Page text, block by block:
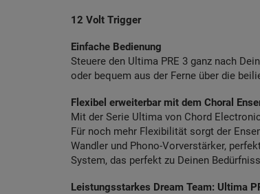
12 Volt Trigger
Einfache Bedienung
Steuere den Ultima PRE 3 ganz nach
oder bequem aus der Ferne über die
Flexibel erweiterbar mit dem Choral
Mit der Serie Ultima von Chord
Für noch mehr Flexibilität sorgt der
Wandler und Phono-Vorverstärker,
System, das perfekt zu Deinen
Leistungsstarkes Dream Team: Ultima